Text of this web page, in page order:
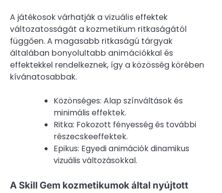
A játékosok várhatják a vizuális effektek
változatosságát a kozmetikum ritkaságától
függően. A magasabb ritkaságú tárgyak
általában bonyolultabb animációkkal és
effektekkel rendelkeznek, így a közösség körében
kívánatosabbak.
Közönséges: Alap színváltások és
minimális effektek.
Ritka: Fokozott fényesség és további
részecskeeffektek.
Epikus: Egyedi animációk dinamikus
vizuális változásokkal.
A Skill Gem kozmetikumok által nyújtott